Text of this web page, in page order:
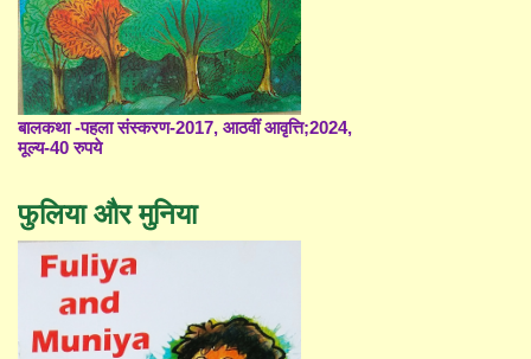
बालकथा -पहला संस्करण-2017, आठवीं आवृत्ति;2024,
मूल्य-40 रुपये
फुलिया और मुनिया